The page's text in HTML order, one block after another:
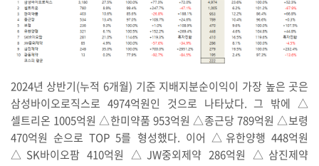
2024년 상반기(누적 6개월) 기준 지배지분순이익이 가장 높은 곳은
삼성바이오로직스로 4974억원인 것으로 나타났다. 그 밖에 △
셀트리온 1005억원 △한미약품 953억원 △종근당 789억원 △보령
470억원 순으로 TOP 5를 형성했다. 이어 △유한양행 448억원
△SK바이오팜 410억원 △JW중외제약 286억원 △삼진제약